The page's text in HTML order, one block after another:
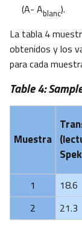
(A- Ablanc).
La tabla 4
obtenidos y los
para cada
Muestra
Table 4:
1 18.6
2
21.3